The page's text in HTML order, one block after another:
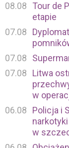
08.08
Tour de
etapie
07.08
07.08
07.08
Litwa
w
06.08
Policja i
w